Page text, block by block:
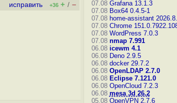
исправить +36 + / –
07.08 Grafana 13.1.3
07.08 Box64 0.4.5-1
07.08 home-assistant
07.08 Chrome
07.08 WordPress 7.0.3
07.08 nmap 7.991
06.08 icewm 4.1
06.08 Deno 2.9.5
06.08 docker 29.7.2
06.08 OpenLDAP 2.7.0
06.08 Eclipse 7.121.0
06.08 OpenCloud 7.2.3
06.08 mesa 3d 26.2
05.08 OpenVPN 2.7.6